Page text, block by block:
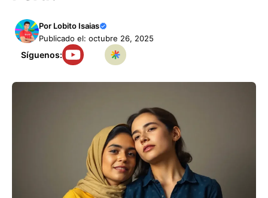
Por Lobito Isaias
Publicado el: octubre 26, 2025
Síguenos: